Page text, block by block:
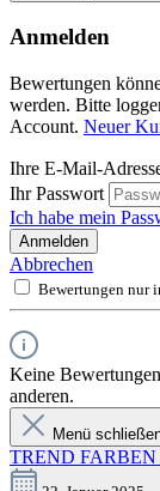
Anmelden
Bewertungen
werden. Bitte
Account. Neuer
Ihre E-Mail-
Ihr Passwort
Ich habe mein
Anmelden
Abbrechen
Bewertungen nur
Keine
anderen.
Menü
TREND FARBEN